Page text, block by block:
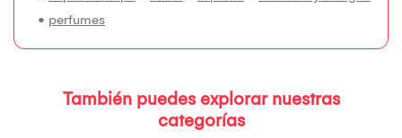
• perfumes
También puedes explorar nuestras
categorías